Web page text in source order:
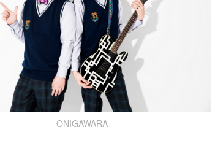
ONIGAWARA